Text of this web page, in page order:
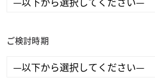
ご検討時期